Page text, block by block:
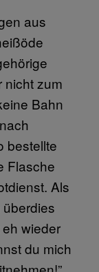
aus
nicht zum
Bahn
bestellte
Flasche
Als
wieder
du mich